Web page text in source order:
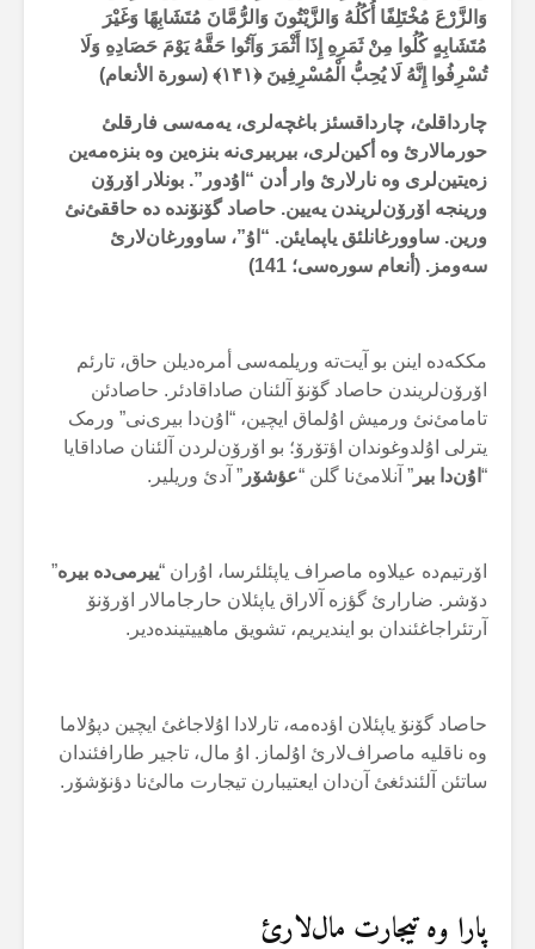
وَالزَّرْعَ مُخْتَلِفًا أُكُلُهُ وَالزَّيْتُونَ وَالرُّمَّانَ مُتَشَابِهًا وَغَيْرَ
مُتَشَابِهٍ كُلُوا مِنْ ثَمَرِهِ إِذَا أَثْمَرَ وَآتُوا حَقَّهُ يَوْمَ حَصَادِهِ وَلَا
تُسْرِفُوا إِنَّهُ لَا يُحِبُّ الْمُسْرِفِينَ ﴿۱۴۱﴾ (سورة الأنعام)
چارداقلئ، چارداقسئز باغچەلری، یەمەسی فارقلئ
حورمالارئ وە أکین‌لری، بیربیری‌نە بنزەین وە بنزەمەین
زەیتین‌لری وە نارلارئ وار أدن “اۇدور”. بونلار اۆرۆن
ورینجە اۆرۆن‌لریندن یەیین. حاصاد گۆنۆندە دە حاققئ‌نئ
ورین. ساوورغانلئق یاپمایئن. “اۇ”، ساوورغان‌لارئ
سەومز. (أنعام سورەسی؛ 141)
مککەدە اینن بو آیت‌تە وریلمەسی أمرەدیلن حاق، تارئم
اۆرۆن‌لریندن حاصاد گۆنۆ آلئنان صاداقادئر. حاصادئن
تامامئ‌نئ ورمیش اۇلماق ایچین، “اۇن‌دا بیری‌نی” ورمک
یترلی اۇلدوغوندان اؤتۆرۆ؛ بو اۆرۆن‌لردن آلئنان صاداقایا
“ اۇن‌دا بیر ” آنلامئ‌نا گلن “عؤشۆر ” آدئ وریلیر.
اۆرتیم‌دە عیلاوە ماصراف یاپئلئرسا، اۇران “ییرمی‌دە بیرە”
دۆشر. ضارارئ گؤزە آلاراق یاپئلان حارجامالار اۆرۆنۆ
آرتئراجاغئندان بو ایندیریم، تشویق ماهییتیندەدیر.
حاصاد گۆنۆ یاپئلان اؤدەمە، تارلادا اۇلاجاغئ ایچین دپۇلاما
وە ناقلیە ماصراف‌لارئ اۇلماز. اۇ مال، تاجیر طارافئندان
ساتئن آلئندئغئ آن‌دان ایعتیبارن تیجارت مالئ‌نا دؤنۆشۆر.
پارا وە تیجارت مال‌لارئ